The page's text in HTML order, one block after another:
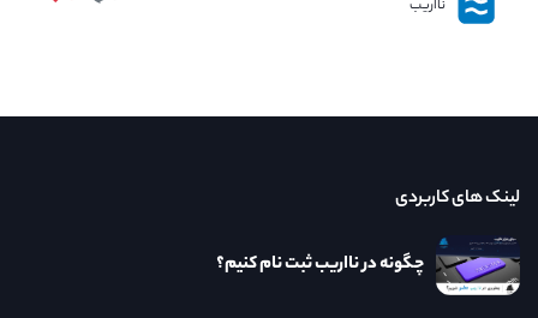
نااریب
لینک های کاربردی
چگونه در نااریب ثبت نام کنیم؟